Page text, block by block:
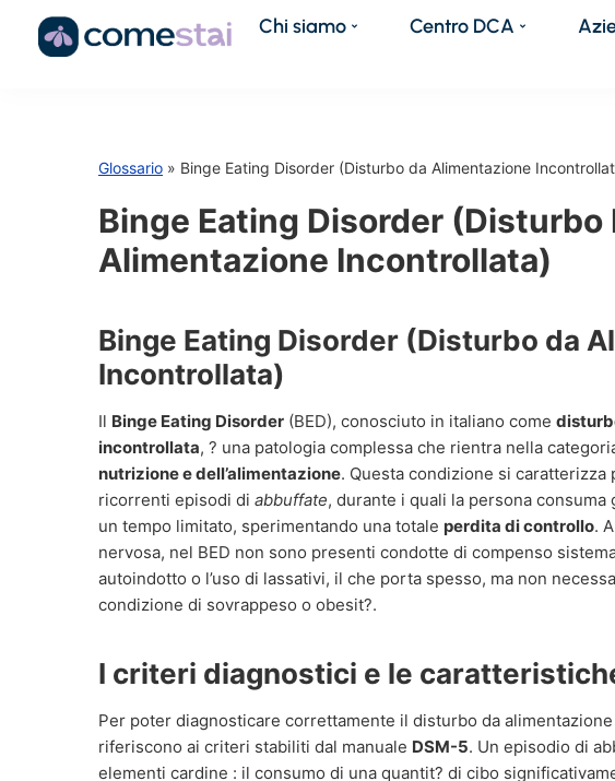
Chi siamo Centro DCA
Glossario » Binge Eating Disorder (Disturbo da Alimentazione
Binge Eating Disorder (Disturbo
Alimentazione Incontrollata)
Binge Eating Disorder (Disturbo da
Incontrollata)
Il Binge Eating Disorder (BED), conosciuto in italiano come
incontrollata, ? una patologia complessa che rientra nella
nutrizione e dell’alimentazione. Questa condizione si caratterizza
ricorrenti episodi di abbuffate, durante i quali la persona
un tempo limitato, sperimentando una totale perdita di controllo.
nervosa, nel BED non sono presenti condotte di compenso
autoindotto o l’uso di lassativi, il che porta spesso, ma non
condizione di sovrappeso o obesit?.
I criteri diagnostici e le
Per poter diagnosticare correttamente il disturbo da
riferiscono ai criteri stabiliti dal manuale DSM-5. Un episodio di
elementi cardine : il consumo di una quantit? di cibo